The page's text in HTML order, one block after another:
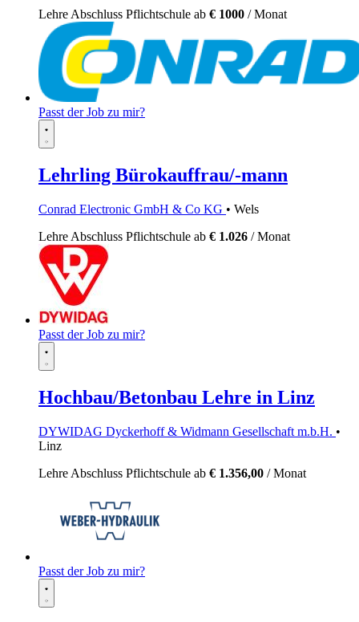
Lehre Abschluss Pflichtschule ab € 1000 / Monat
Passt der Job zu mir?
Lehrling Bürokauffrau/-mann
Conrad Electronic GmbH & Co KG • Wels
Lehre Abschluss Pflichtschule ab € 1.026 / Monat
Passt der Job zu mir?
Hochbau/Betonbau Lehre in Linz
DYWIDAG Dyckerhoff & Widmann Gesellschaft m.b.H. •
Linz
Lehre Abschluss Pflichtschule ab € 1.356,00 / Monat
Passt der Job zu mir?